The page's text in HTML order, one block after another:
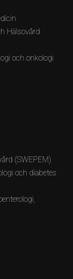
Hälsovård
och onkologi
(SWEPEM)
och diabetes